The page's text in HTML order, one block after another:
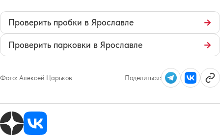
Проверить пробки в Ярославле →
Проверить парковки в Ярославле →
Фото: Алексей Царьков Поделиться: